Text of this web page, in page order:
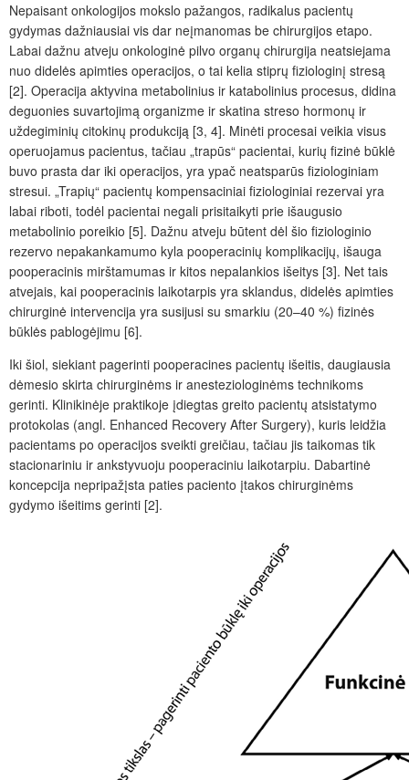
Nepaisant onkologijos mokslo pažangos, radikalus pacientų
gydymas dažniausiai vis dar neįmanomas be chirurgijos etapo.
Labai dažnu atveju onkologinė pilvo organų chirurgija neatsiejama
nuo didelės apimties operacijos, o tai kelia stiprų fiziologinį stresą
[2]. Operacija aktyvina metabolinius ir katabolinius procesus, didina
deguonies suvartojimą organizme ir skatina streso hormonų ir
uždegiminių citokinų produkciją [3, 4]. Minėti procesai veikia visus
operuojamus pacientus, tačiau „trapūs“ pacientai, kurių fizinė būklė
buvo prasta dar iki operacijos, yra ypač neatsparūs fiziologiniam
stresui. „Trapių“ pacientų kompensaciniai fiziologiniai rezervai yra
labai riboti, todėl pacientai negali prisitaikyti prie išaugusio
metabolinio poreikio [5]. Dažnu atveju būtent dėl šio fiziologinio
rezervo nepakankamumo kyla pooperacinių komplikacijų, išauga
pooperacinis mirštamumas ir kitos nepalankios išeitys [3]. Net tais
atvejais, kai pooperacinis laikotarpis yra sklandus, didelės apimties
chirurginė intervencija yra susijusi su smarkiu (20–40 %) fizinės
būklės pablogėjimu [6].
Iki šiol, siekiant pagerinti pooperacines pacientų išeitis, daugiausia
dėmesio skirta chirurginėms ir anesteziologinėms technikoms
gerinti. Klinikinėje praktikoje įdiegtas greito pacientų atsistatymo
protokolas (angl. Enhanced Recovery After Surgery), kuris leidžia
pacientams po operacijos sveikti greičiau, tačiau jis taikomas tik
stacionariniu ir ankstyvuoju pooperaciniu laikotarpiu. Dabartinė
koncepcija nepripažįsta paties paciento įtakos chirurginėms
gydymo išeitims gerinti [2].